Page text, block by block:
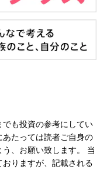
も投資の参考にしてい
たっては読者ご自身の
、お願い致します。 当
りますが、記載される